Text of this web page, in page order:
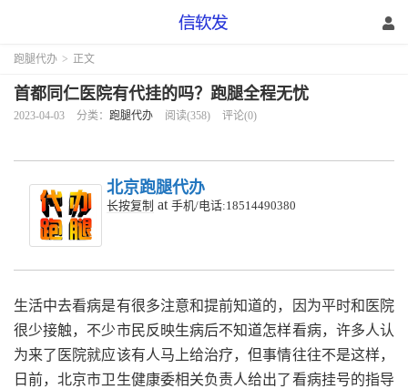
跑腿代办 > 正文
首都同仁医院有代挂的吗？跑腿全程无忧
2023-04-03 分类： 跑腿代办 阅读(358) 评论(0)
北京跑腿代办
长按复制 at 手机/电话:18514490380
生活中去看病是有很多注意和提前知道的，因为平时和医院
很少接触，不少市民反映生病后不知道怎样看病，许多人认
为来了医院就应该有人马上给治疗，但事情往往不是这样，
日前，北京市卫生健康委相关负责人给出了看病挂号的指导